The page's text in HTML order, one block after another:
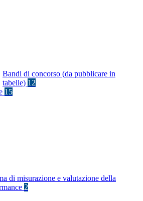
Bandi di concorso (da pubblicare in
tabelle) 12
15
di misurazione e valutazione della
2